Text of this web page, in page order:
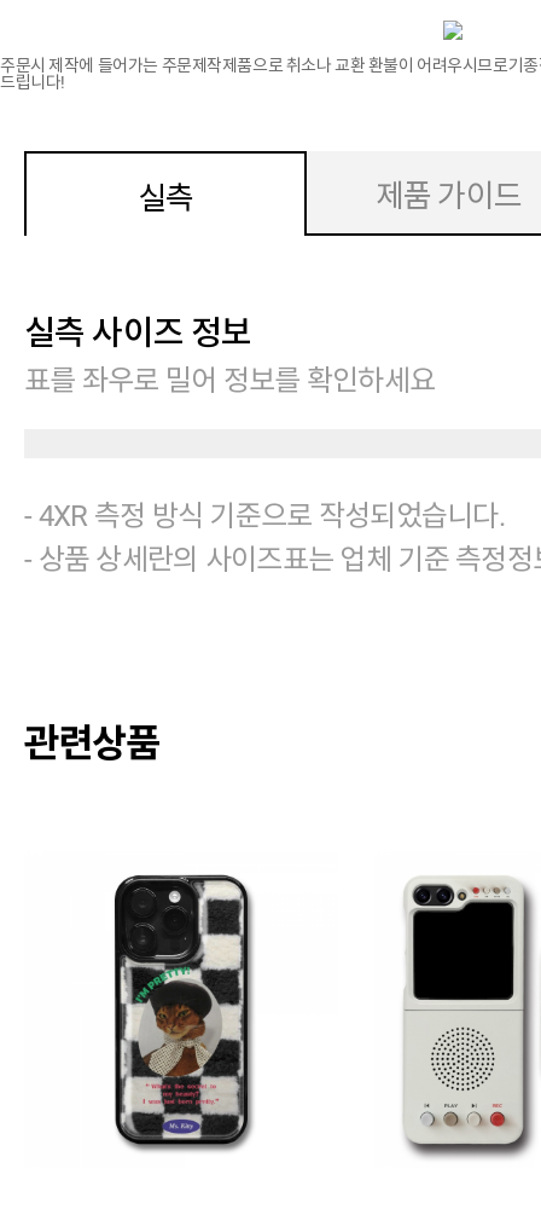
주문시 제작에 들어가는 주문제작제품으로 취소나 교환 환불이 어려우시므로기
드립니다!
실측 제품 가이드
실측 사이즈 정보
표를 좌우로 밀어 정보를 확인하세요
- 4XR 측정 방식 기준으로 작성되었습니다.
- 상품 상세란의 사이즈표는 업체 기준 측정정
관련상품